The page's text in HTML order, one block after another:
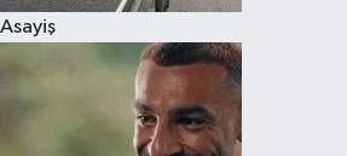
Asayiş
Kim kimdir?
Kültür Sanat